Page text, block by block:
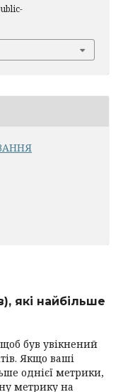
які найбільше
був увікнений
Якщо ваші
однієї метрики,
метрику на